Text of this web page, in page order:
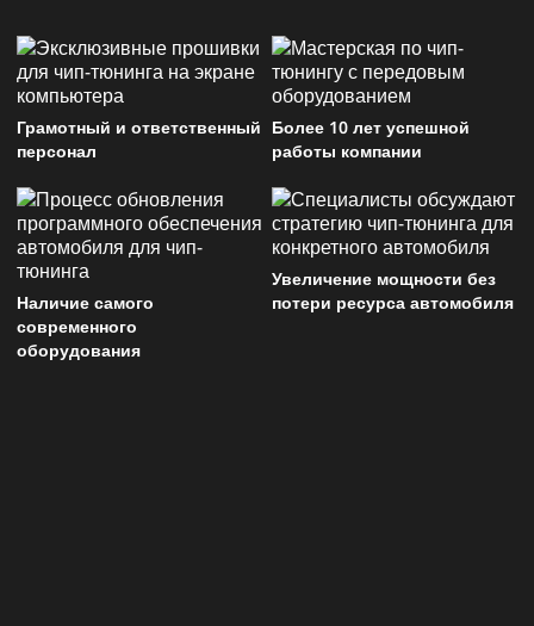
Грамотный и ответственный
персонал
Более 10 лет успешной
работы компании
Наличие самого
современного
оборудования
Увеличение мощности без
потери ресурса автомобиля